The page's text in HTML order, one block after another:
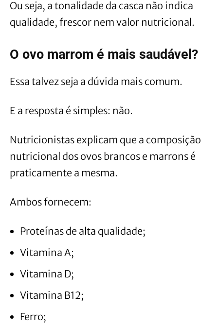
Ou seja, a tonalidade da casca não indica
qualidade, frescor nem valor nutricional.
O ovo marrom é mais saudável?
Essa talvez seja a dúvida mais comum.
E a resposta é simples: não.
Nutricionistas explicam que a composição
nutricional dos ovos brancos e marrons é
praticamente a mesma.
Ambos fornecem:
Proteínas de alta qualidade;
Vitamina A;
Vitamina D;
Vitamina B12;
Ferro;